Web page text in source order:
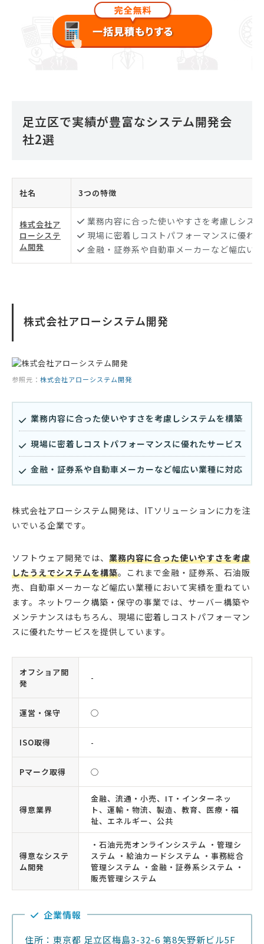
足立区で実績が豊富なシステム開発会
社2選
社名 3つの特徴
株式会社ア
ローシステ
ム開発
業務内容に合った使いやすさを考慮しシス
現場に密着しコストパフォーマンスに優れ
金融・証券系や自動車メーカーなど幅広い
株式会社アローシステム開発
参照元： 株式会社アローシステム開発
業務内容に合った使いやすさを考慮しシステムを構築
現場に密着しコストパフォーマンスに優れたサービス
金融・証券系や自動車メーカーなど幅広い業種に対応
株式会社アローシステム開発は、ITソリューションに力を注
いでいる企業です。
ソフトウェア開発では、 業務内容に合った使いやすさを考慮
したうえでシステムを構築。これまで金融・証券系、石油販
売、自動車メーカーなど幅広い業種において実績を重ねてい
ます。ネットワーク構築・保守の事業では、サーバー構築や
メンテナンスはもちろん、現場に密着しコストパフォーマン
スに優れたサービスを提供しています。
オフショア開
発
-
運営・保守 ◯
ISO取得 -
Pマーク取得 ◯
得意業界
金融、流通・小売、IT・インターネッ
ト、運輸・物流、製造、教育、医療・福
祉、エネルギー、公共
得意なシステ
ム開発
・石油元売オンラインシステム ・管理シ
ステム ・給油カードシステム ・事務総合
管理システム ・金融・証券系システム ・
販売管理システム
企業情報
住所：東京都 足立区梅島3-32-6 第8矢野新ビル5F